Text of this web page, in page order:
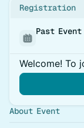
Registration
Past Event
Welcome! To
About Event